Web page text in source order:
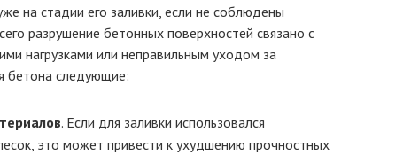
на стадии его заливки, если не соблюдены
разрушение бетонных поверхностей связано с
нагрузками или неправильным уходом за
бетона следующие:
. Если для заливки использовался
это может привести к ухудшению прочностных